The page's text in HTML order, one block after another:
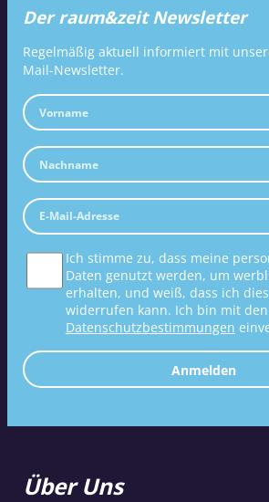
Der raum&zeit Newsletter
Regelmäßig aktuell informiert mit
Mail-Newsletter.
Ich stimme zu, dass meine
Daten genutzt werden, um
erhalten, und weiß, dass ich
widerrufen kann. Ich bin mit den
Datenschutzbestimmungen
Anmelden
Über Uns